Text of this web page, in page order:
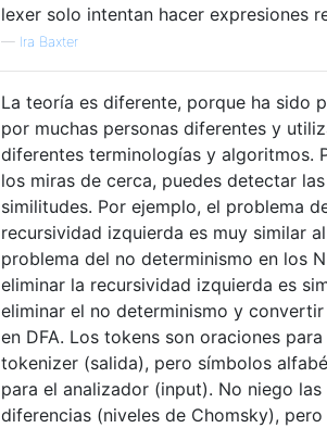
lexer solo intentan hacer expresiones
— Ira Baxter
La teoría es diferente, porque ha sido
por muchas personas diferentes y
diferentes terminologías y algoritmos.
los miras de cerca, puedes detectar las
similitudes. Por ejemplo, el problema
recursividad izquierda es muy similar al
problema del no determinismo en los
eliminar la recursividad izquierda es
eliminar el no determinismo y convertir
en DFA. Los tokens son oraciones para
tokenizer (salida), pero símbolos
para el analizador (input). No niego las
diferencias (niveles de Chomsky), pero